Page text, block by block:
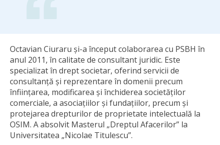
Octavian Ciuraru și-a început colaborarea cu PSBH în
anul 2011, în calitate de consultant juridic. Este
specializat în drept societar, oferind servicii de
consultanță și reprezentare în domenii precum
înființarea, modificarea și închiderea societăților
comerciale, a asociațiilor și fundațiilor, precum și
protejarea drepturilor de proprietate intelectuală la
OSIM. A absolvit Masterul „Dreptul Afacerilor” la
Universitatea „Nicolae Titulescu”.